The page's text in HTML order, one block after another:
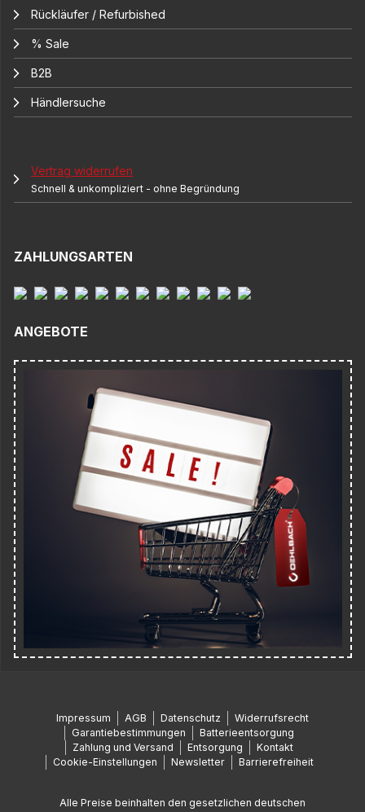
Rückläufer / Refurbished
% Sale
B2B
Händlersuche
Vertrag widerrufen
Schnell & unkompliziert - ohne Begründung
ZAHLUNGSARTEN
ANGEBOTE
Impressum AGB Datenschutz
Widerrufsrecht
Garantiebestimmungen
Batterieentsorgung
Zahlung und Versand
Entsorgung
Kontakt
Cookie-Einstellungen
Newsletter Barrierefreiheit
Alle Preise beinhalten den gesetzlichen deutschen